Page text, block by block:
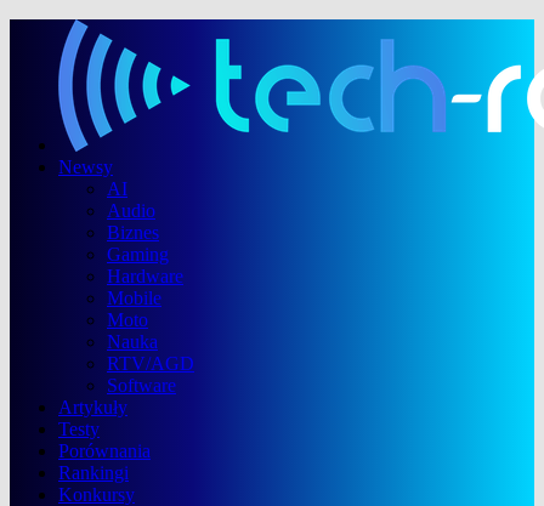
Newsy
AI
Audio
Biznes
Gaming
Hardware
Mobile
Moto
Nauka
RTV/AGD
Software
Artykuły
Testy
Porównania
Rankingi
Konkursy